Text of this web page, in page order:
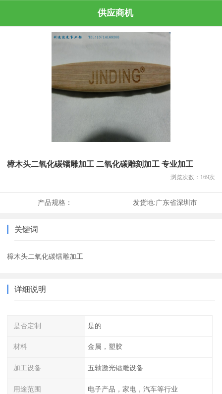
供应商机
樟木头二氧化碳镭雕加工 二氧化碳雕刻加工 专业加工
浏览次数： 169次
产品规格： 发货地:广东省深圳市
关键词
樟木头二氧化碳镭雕加工
详细说明
是否定制 是的
材料 金属，塑胶
加工设备 五轴激光镭雕设备
用途范围 电子产品，家电，汽车等行业